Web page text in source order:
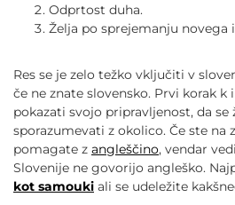
Odprtost duha.
Želja po sprejemanju novega
Res se je zelo težko vključiti v
če ne znate slovensko. Prvi korak
pokazati svojo pripravljenost, da
sporazumevati z okolico. Če ste na
pomagate z angleščino, vendar
Slovenije ne govorijo angleško.
kot samouki ali se udeležite